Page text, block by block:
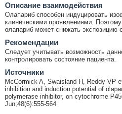
Описание взаимодействия
Олапариб способен индуцировать
клиническими проявлениями.
олапариб может снижать экспозицию
Рекомендации
Следует учитывать возможность
контролировать состояние пациента.
Источники
McCormick A, Swaisland H, Reddy VP
inhibition and induction potential of
polymerase inhibitor, on cytochrome
Jun;48(6):555-564